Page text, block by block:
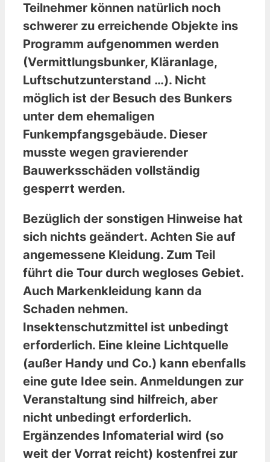
Teilnehmer können natürlich noch
schwerer zu erreichende Objekte ins
Programm aufgenommen werden
(Vermittlungsbunker, Kläranlage,
Luftschutzunterstand …). Nicht
möglich ist der Besuch des Bunkers
unter dem ehemaligen
Funkempfangsgebäude. Dieser
musste wegen gravierender
Bauwerksschäden vollständig
gesperrt werden.
Bezüglich der sonstigen Hinweise hat
sich nichts geändert. Achten Sie auf
angemessene Kleidung. Zum Teil
führt die Tour durch wegloses Gebiet.
Auch Markenkleidung kann da
Schaden nehmen.
Insektenschutzmittel ist unbedingt
erforderlich. Eine kleine Lichtquelle
(außer Handy und Co.) kann ebenfalls
eine gute Idee sein. Anmeldungen zur
Veranstaltung sind hilfreich, aber
nicht unbedingt erforderlich.
Ergänzendes Infomaterial wird (so
weit der Vorrat reicht) kostenfrei zur